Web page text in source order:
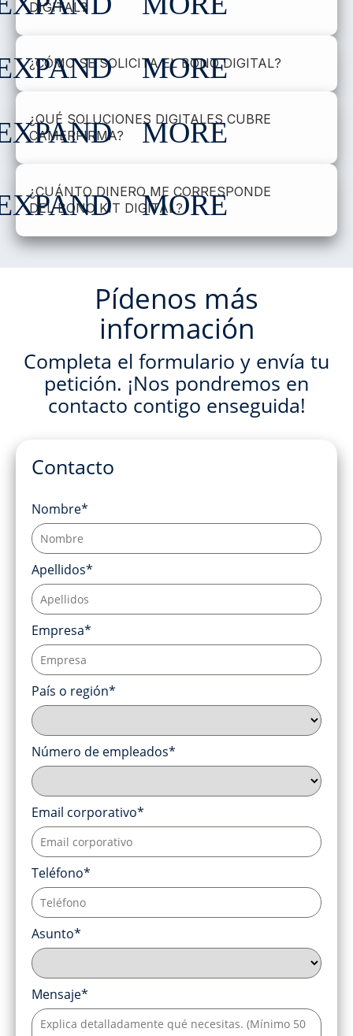
DIGITAL?
¿CÓMO SE SOLICITA EL BONO DIGITAL?
¿QUÉ SOLUCIONES DIGITALES CUBRE
CAMERFIRMA?
¿CUÁNTO DINERO ME CORRESPONDE
DEL BONO KIT DIGITAL?
Pídenos más
información
Completa el formulario y envía tu
petición. ¡Nos pondremos en
contacto contigo enseguida!
Contacto
Nombre*
Apellidos*
Empresa*
País o región*
Número de empleados*
Email corporativo*
Teléfono*
Asunto*
Mensaje*